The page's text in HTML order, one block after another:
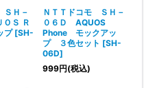
Ｈ－
Ｓ Ｒ
プ [SH-
ＮＴＴドコモ ＳＨ－
０６Ｄ AQUOS
Phone モックアッ
プ ３色セット [SH-
06D]
999円(税込)